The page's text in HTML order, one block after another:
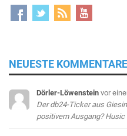
NEUESTE KOMMENTARE
Dörler-Löwenstein vor
Der db24-Ticker aus
positivem Ausgang?